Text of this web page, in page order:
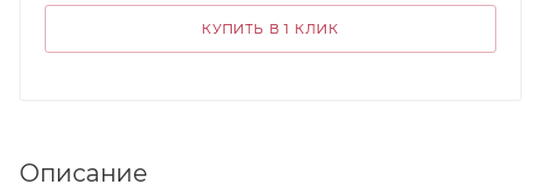
КУПИТЬ В 1 КЛИК
Описание